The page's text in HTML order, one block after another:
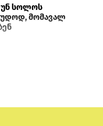
სოლოს
მომავალ